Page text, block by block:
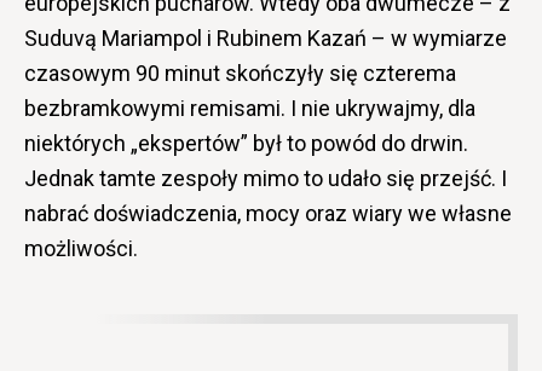
Suduvą Mariampol i Rubinem Kazań – w wymiarze
czasowym 90 minut skończyły się czterema
bezbramkowymi remisami. I nie ukrywajmy, dla
niektórych „ekspertów” był to powód do drwin.
Jednak tamte zespoły mimo to udało się przejść. I
nabrać doświadczenia, mocy oraz wiary we własne
możliwości.